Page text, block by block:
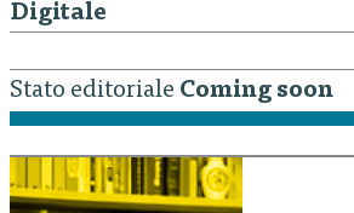
Digitale
Stato editoriale Coming soon